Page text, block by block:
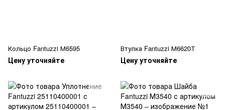
Кольцо Fantuzzi М6595
Цену уточняйте
Втулка Fantuzzi М6620Т
Цену уточняйте